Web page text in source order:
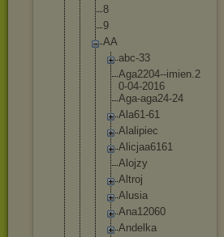
8
9
AA
abc-33
Aga2204--imien.2
0-04-2016
Aga-aga24-24
Ala61-61
Alalipiec
Alicjaa6161
Alojzy
Altroj
Alusia
Ana12060
Andelka